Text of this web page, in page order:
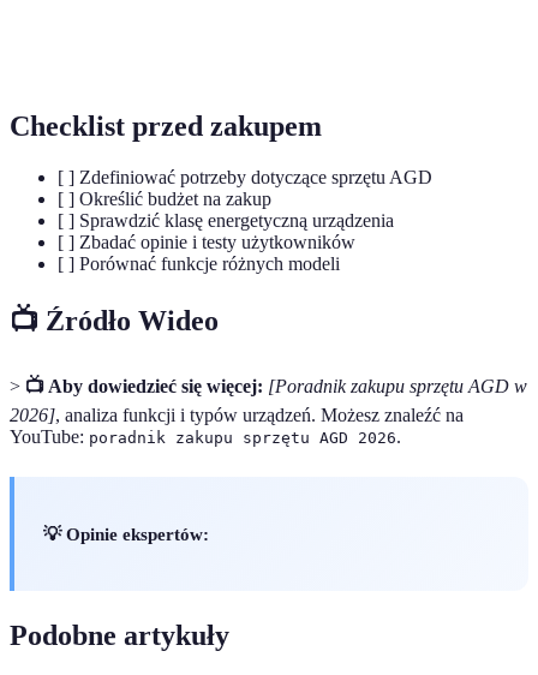
Checklist przed zakupem
[ ] Zdefiniować potrzeby dotyczące sprzętu AGD
[ ] Określić budżet na zakup
[ ] Sprawdzić klasę energetyczną urządzenia
[ ] Zbadać opinie i testy użytkowników
[ ] Porównać funkcje różnych modeli
📺 Źródło Wideo
> 📺 Aby dowiedzieć się więcej: [Poradnik zakupu sprzętu AGD w
2026], analiza funkcji i typów urządzeń. Możesz znaleźć na
YouTube: poradnik zakupu sprzętu AGD 2026.
💡 Opinie ekspertów:
Podobne artykuły